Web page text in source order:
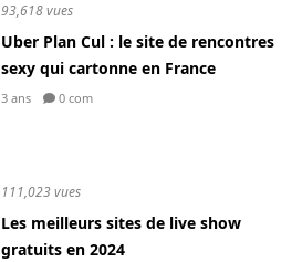
93,618 vues
Uber Plan Cul : le site de rencontres
sexy qui cartonne en France
3 ans 0 com
111,023 vues
Les meilleurs sites de live show
gratuits en 2024